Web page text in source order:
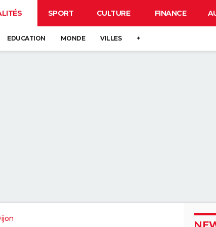
SPORT CULTURE FINANCE
EDUCATION MONDE VILLES +